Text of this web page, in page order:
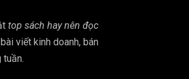
top sách hay nên đọc
viết kinh doanh, bán
tuần.